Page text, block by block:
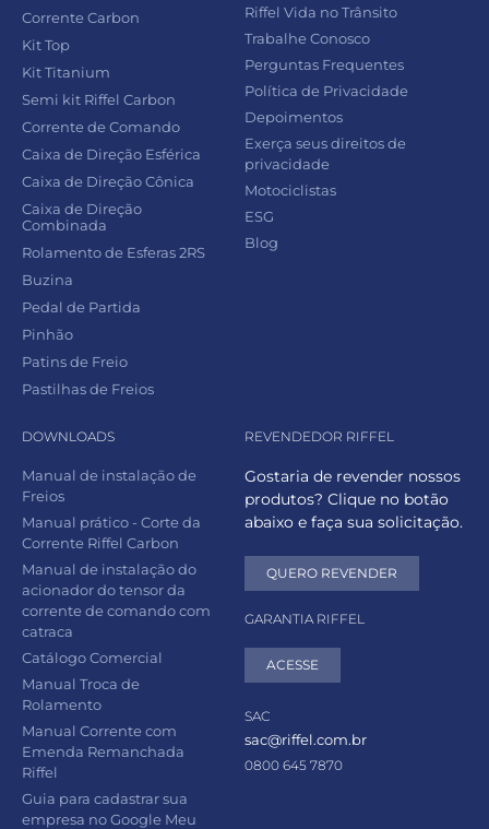
Corrente Carbon
Kit Top
Kit Titanium
Semi kit Riffel Carbon
Corrente de Comando
Caixa de Direção Esférica
Caixa de Direção Cônica
Caixa de Direção
Combinada
Rolamento de Esferas 2RS
Buzina
Pedal de Partida
Pinhão
Patins de Freio
Pastilhas de Freios
Riffel Vida no Trânsito
Trabalhe Conosco
Perguntas Frequentes
Política de Privacidade
Depoimentos
Exerça seus direitos de
privacidade
Motociclistas
ESG
Blog
DOWNLOADS
Manual de instalação de
Freios
Manual prático - Corte da
Corrente Riffel Carbon
Manual de instalação do
acionador do tensor da
corrente de comando com
catraca
Catálogo Comercial
Manual Troca de
Rolamento
Manual Corrente com
Emenda Remanchada
Riffel
Guia para cadastrar sua
empresa no Google Meu
REVENDEDOR RIFFEL
Gostaria de revender nossos
produtos? Clique no botão
abaixo e faça sua solicitação.
QUERO REVENDER
GARANTIA RIFFEL
ACESSE
SAC
sac@riffel.com.br
0800 645 7870